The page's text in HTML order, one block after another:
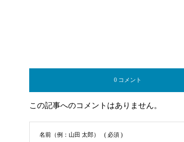
0 コメント
この記事へのコメントはありません。
名前（例：山田 太郎） ( 必須 )